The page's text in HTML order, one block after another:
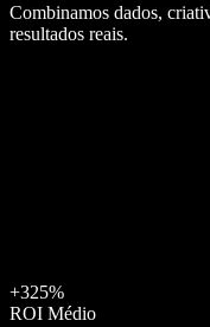
Combinamos dados,
resultados reais.
+325%
ROI Médio